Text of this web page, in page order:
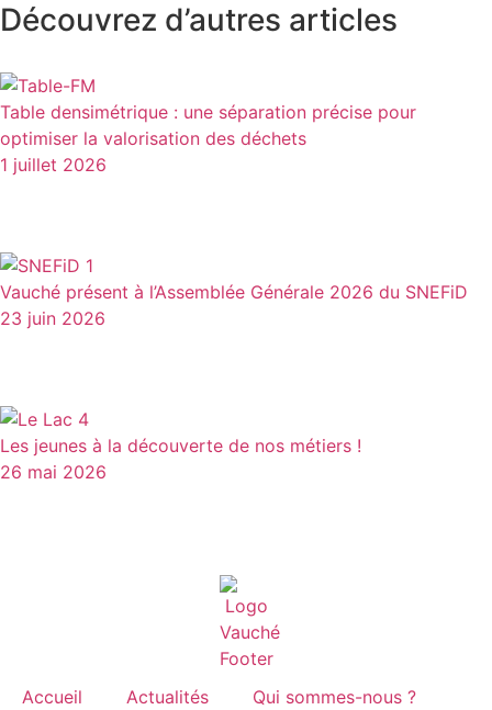
Découvrez d’autres articles
Table densimétrique : une séparation précise pour
optimiser la valorisation des déchets
1 juillet 2026
Vauché présent à l’Assemblée Générale 2026 du SNEFiD
23 juin 2026
Les jeunes à la découverte de nos métiers !
26 mai 2026
Accueil Actualités Qui sommes-nous ?